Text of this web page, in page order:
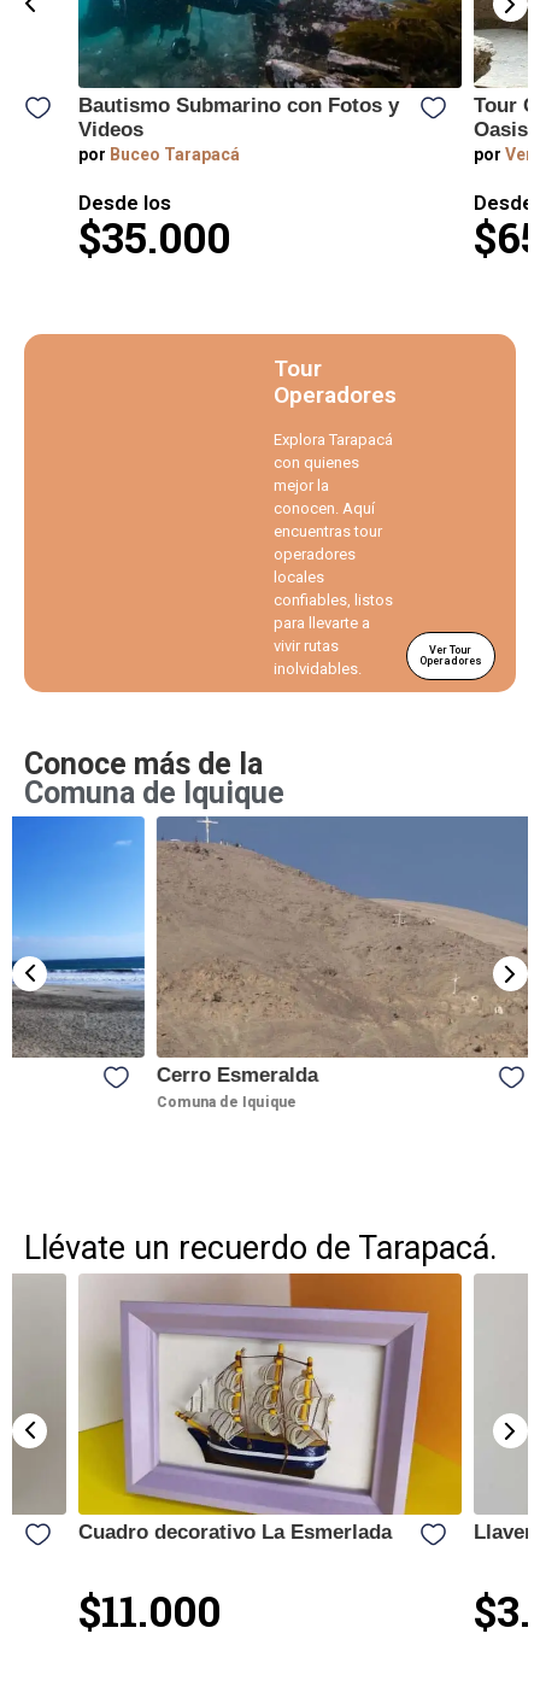
Bautismo Submarino con Fotos y
Videos
por Buceo Tarapacá
Desde los
$35.000
Tour
Oasis
por
Desde
Tour
Operadores
Explora Tarapacá
con quienes
mejor la
conocen. Aquí
encuentras tour
operadores
locales
confiables, listos
para llevarte a
vivir rutas
inolvidables.
Ver Tour
Operadores
Conoce más de la
Comuna de Iquique
Cerro Esmeralda
Comuna de Iquique
Llévate un recuerdo de Tarapacá.
Cuadro decorativo La Esmerlada
$11.000